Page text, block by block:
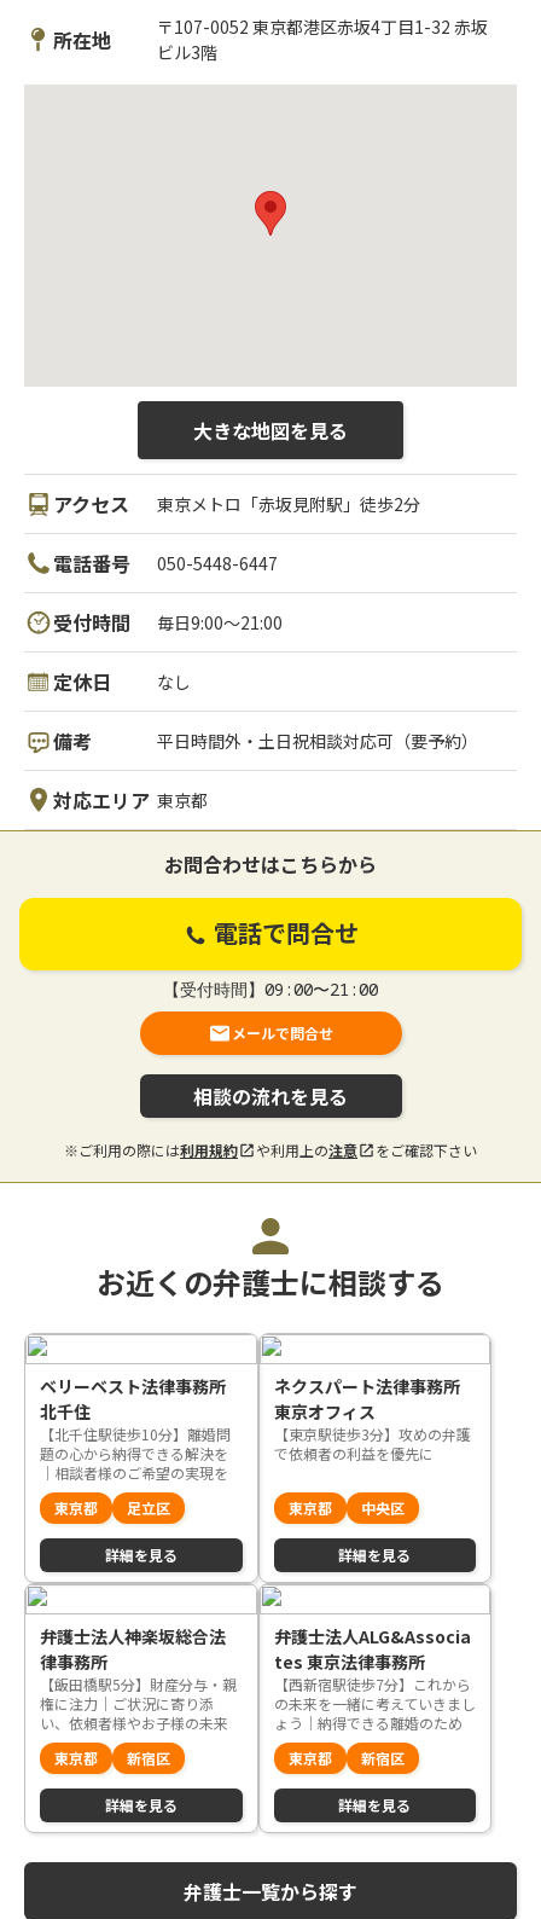
所在地
〒107-0052 東京都港区赤坂4丁目1-32 赤坂
ビル3階
大きな地図を見る
アクセス 東京メトロ「赤坂見附駅」徒歩2分
電話番号 050-5448-6447
受付時間 毎日9:00～21:00
定休日 なし
備考 平日時間外・土日祝相談対応可（要予約）
対応エリア 東京都
お問合わせはこちらから
電話で問合せ
【受付時間】09:00〜21:00
メールで問合せ
相談の流れを見る
※ご利用の際には利用規約 や利用上の注意 をご確認下さい
お近くの弁護士に相談する
ベリーベスト法律事務所
北千住
【北千住駅徒歩10分】離婚問
題の心から納得できる解決を
｜相談者様のご希望の実現を
目指します
東京都 足立区
詳細を見る
ネクスパート法律事務所
東京オフィス
【東京駅徒歩3分】攻めの弁護
で依頼者の利益を優先に
東京都 中央区
詳細を見る
弁護士法人神楽坂総合法
律事務所
【飯田橋駅5分】財産分与・親
権に注力｜ご状況に寄り添
い、依頼者様やお子様の未来
の幸せを念頭に、納得のいく
解決に尽力します
東京都 新宿区
詳細を見る
弁護士法人ALG&Associa
tes 東京法律事務所
【西新宿駅徒歩7分】これから
の未来を一緒に考えていきまし
ょう｜納得できる離婚のため
に全力を尽くします
東京都 新宿区
詳細を見る
弁護士一覧から探す